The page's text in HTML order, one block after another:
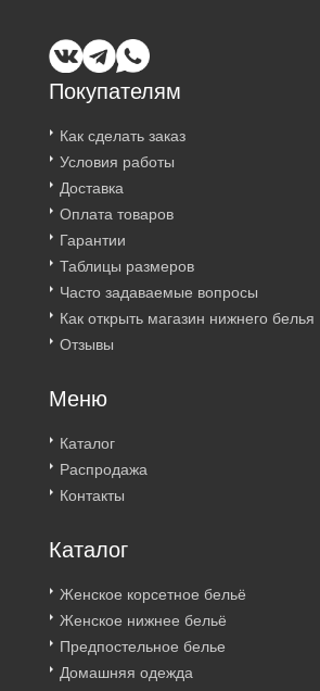
Покупателям
Как сделать заказ
Условия работы
Доставка
Оплата товаров
Гарантии
Таблицы размеров
Часто задаваемые вопросы
Как открыть магазин нижнего белья
Отзывы
Меню
Каталог
Распродажа
Контакты
Каталог
Женское корсетное бельё
Женское нижнее бельё
Предпостельное белье
Домашняя одежда